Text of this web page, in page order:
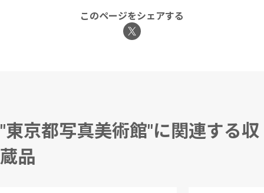
このページをシェアする
"東京都写真美術館"に関連する収
蔵品